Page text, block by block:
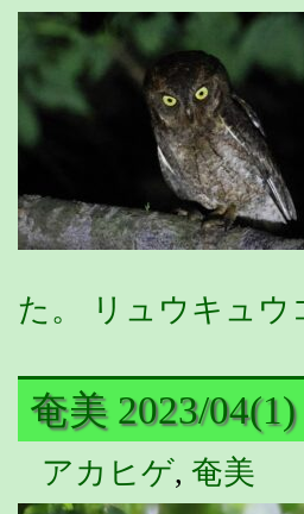
た。 リュウキュウ
奄美 2023/04(1)
アカヒゲ, 奄美